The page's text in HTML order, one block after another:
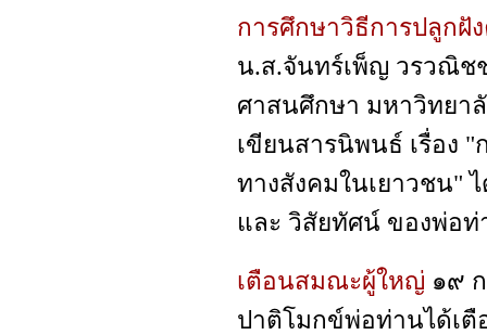
การศึกษาวิธีการปลูกฝั
น.ส.จันทร์เพ็ญ วรวณิช
ศาสนศึกษา มหาวิทยา
เขียนสารนิพนธ์ เรื่อง
ทางสังคมในเยาวชน"
และ วิสัยทัศน์ ของพ่อ
เตือนสมณะผู้ใหญ่ ๑๙
ปาติโมกข์พ่อท่านได้เ